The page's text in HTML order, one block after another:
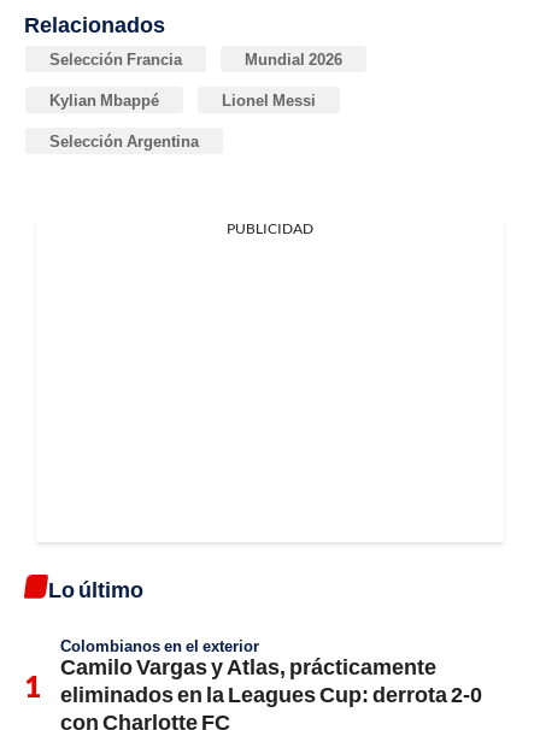
Relacionados
Selección Francia Mundial 2026
Kylian Mbappé Lionel Messi
Selección Argentina
PUBLICIDAD
Lo último
Colombianos en el exterior
Camilo Vargas y Atlas, prácticamente
eliminados en la Leagues Cup: derrota 2-0
con Charlotte FC